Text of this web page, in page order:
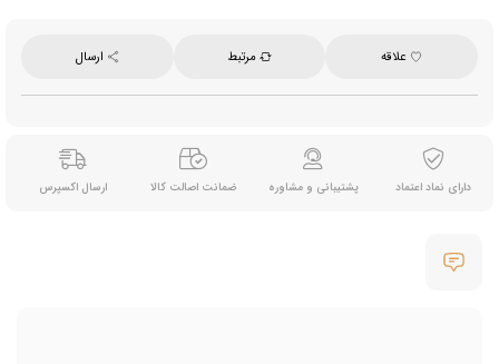
علاقه مرتبط ارسال
دارای نماد اعتماد پشتیبانی و مشاوره ضمانت اصالت کالا ارسال اکسپرس